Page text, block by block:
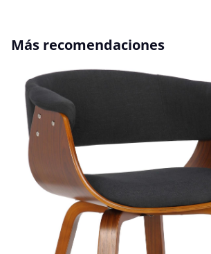
Omitir la galería de productos
Más recomendaciones